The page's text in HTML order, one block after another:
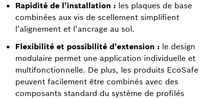
Rapidité de l’installation : les plaques de base
combinées aux vis de scellement simplifient
l’alignement et l’ancrage au sol.
Flexibilité et possibilité d’extension : le design
modulaire permet une application individuelle et
multifonctionnelle. De plus, les produits EcoSafe
peuvent facilement être combinés avec des
composants standard du système de profilés